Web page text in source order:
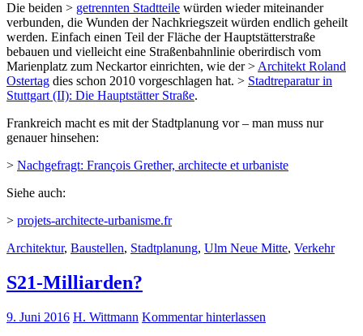
Die beiden > getrennten Stadtteile würden wieder miteinander
verbunden, die Wunden der Nachkriegszeit würden endlich geheilt
werden. Einfach einen Teil der Fläche der Hauptstätterstraße
bebauen und vielleicht eine Straßenbahnlinie oberirdisch vom
Marienplatz zum Neckartor einrichten, wie der > Architekt Roland
Ostertag dies schon 2010 vorgeschlagen hat. > Stadtreparatur in
Stuttgart (II): Die Hauptstätter Straße.
Frankreich macht es mit der Stadtplanung vor – man muss nur
genauer hinsehen:
> Nachgefragt: François Grether, architecte et urbaniste
Siehe auch:
> projets-architecte-urbanisme.fr
Architektur, Baustellen, Stadtplanung, Ulm Neue Mitte, Verkehr
S21-Milliarden?
9. Juni 2016 H. Wittmann Kommentar hinterlassen